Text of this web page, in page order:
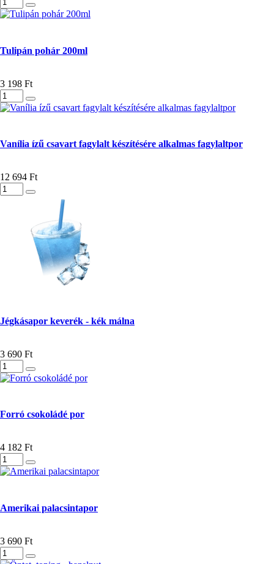
Tulipán pohár 200ml
3 198 Ft
Vanília ízű csavart fagylalt készítésére alkalmas fagylaltpor
12 694 Ft
Jégkásapor keverék - kék málna
3 690 Ft
Forró csokoládé por
4 182 Ft
Amerikai palacsintapor
3 690 Ft